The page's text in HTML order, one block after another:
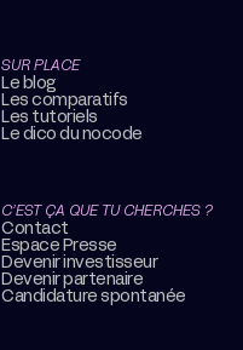
SUR PLACE
Le blog
Les comparatifs
Les tutoriels
Le dico du nocode
C’EST ÇA QUE TU CHERCHES ?
Contact
Espace Presse
Devenir investisseur
Devenir partenaire
Candidature spontanée